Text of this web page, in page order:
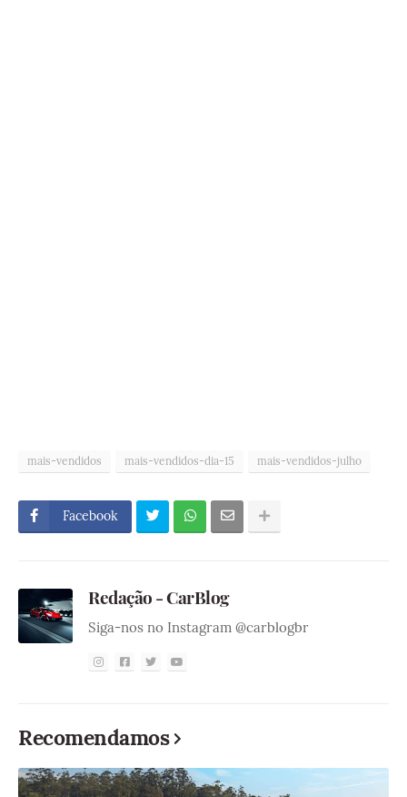
mais-vendidos mais-vendidos-dia-15 mais-vendidos-julho
Facebook
Redação - CarBlog
Siga-nos no Instagram @carblogbr
Recomendamos